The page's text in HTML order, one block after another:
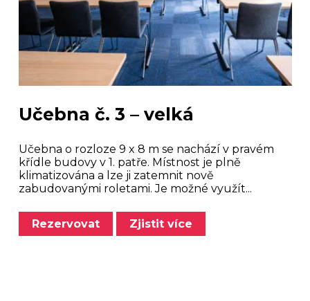
Učebna č. 3 – velká
Učebna o rozloze 9 x 8 m se nachází v pravém
křídle budovy v 1. patře. Místnost je plně
klimatizována a lze ji zatemnit nově
zabudovanými roletami. Je možné využít...
Rezervovat Zjistit více